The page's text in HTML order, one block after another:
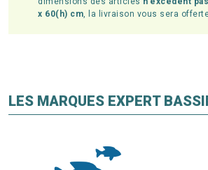
x 60(h) cm, la livraison vous sera
LES MARQUES EXPERT